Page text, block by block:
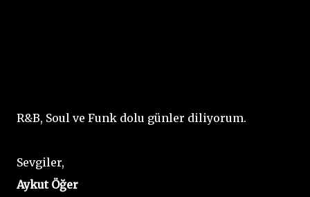
R&B, Soul ve Funk dolu günler diliyorum.
Sevgiler,
Aykut Öğer